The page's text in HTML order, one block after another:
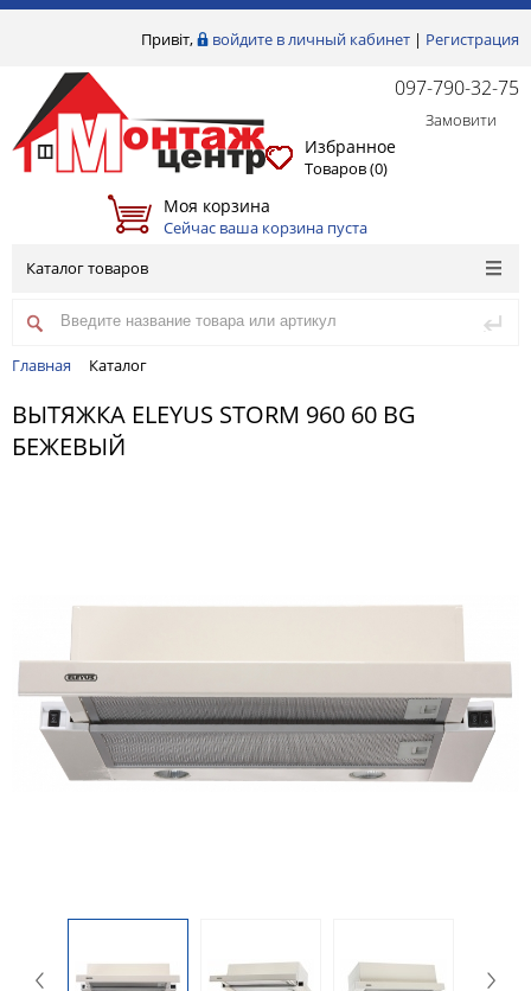
Привіт, войдите в личный кабинет | Регистрация
097-790-32-75
Замовити
Избранное
Товаров (0)
Моя корзина
Сейчас ваша корзина пуста
Каталог товаров
Главная Каталог
ВЫТЯЖКА ELEYUS STORM 960 60 BG
БЕЖЕВЫЙ